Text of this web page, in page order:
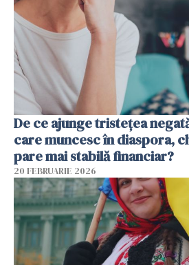
De ce ajunge tristețea
care muncesc în diaspora,
pare mai stabilă financiar?
20 FEBRUARIE 2026